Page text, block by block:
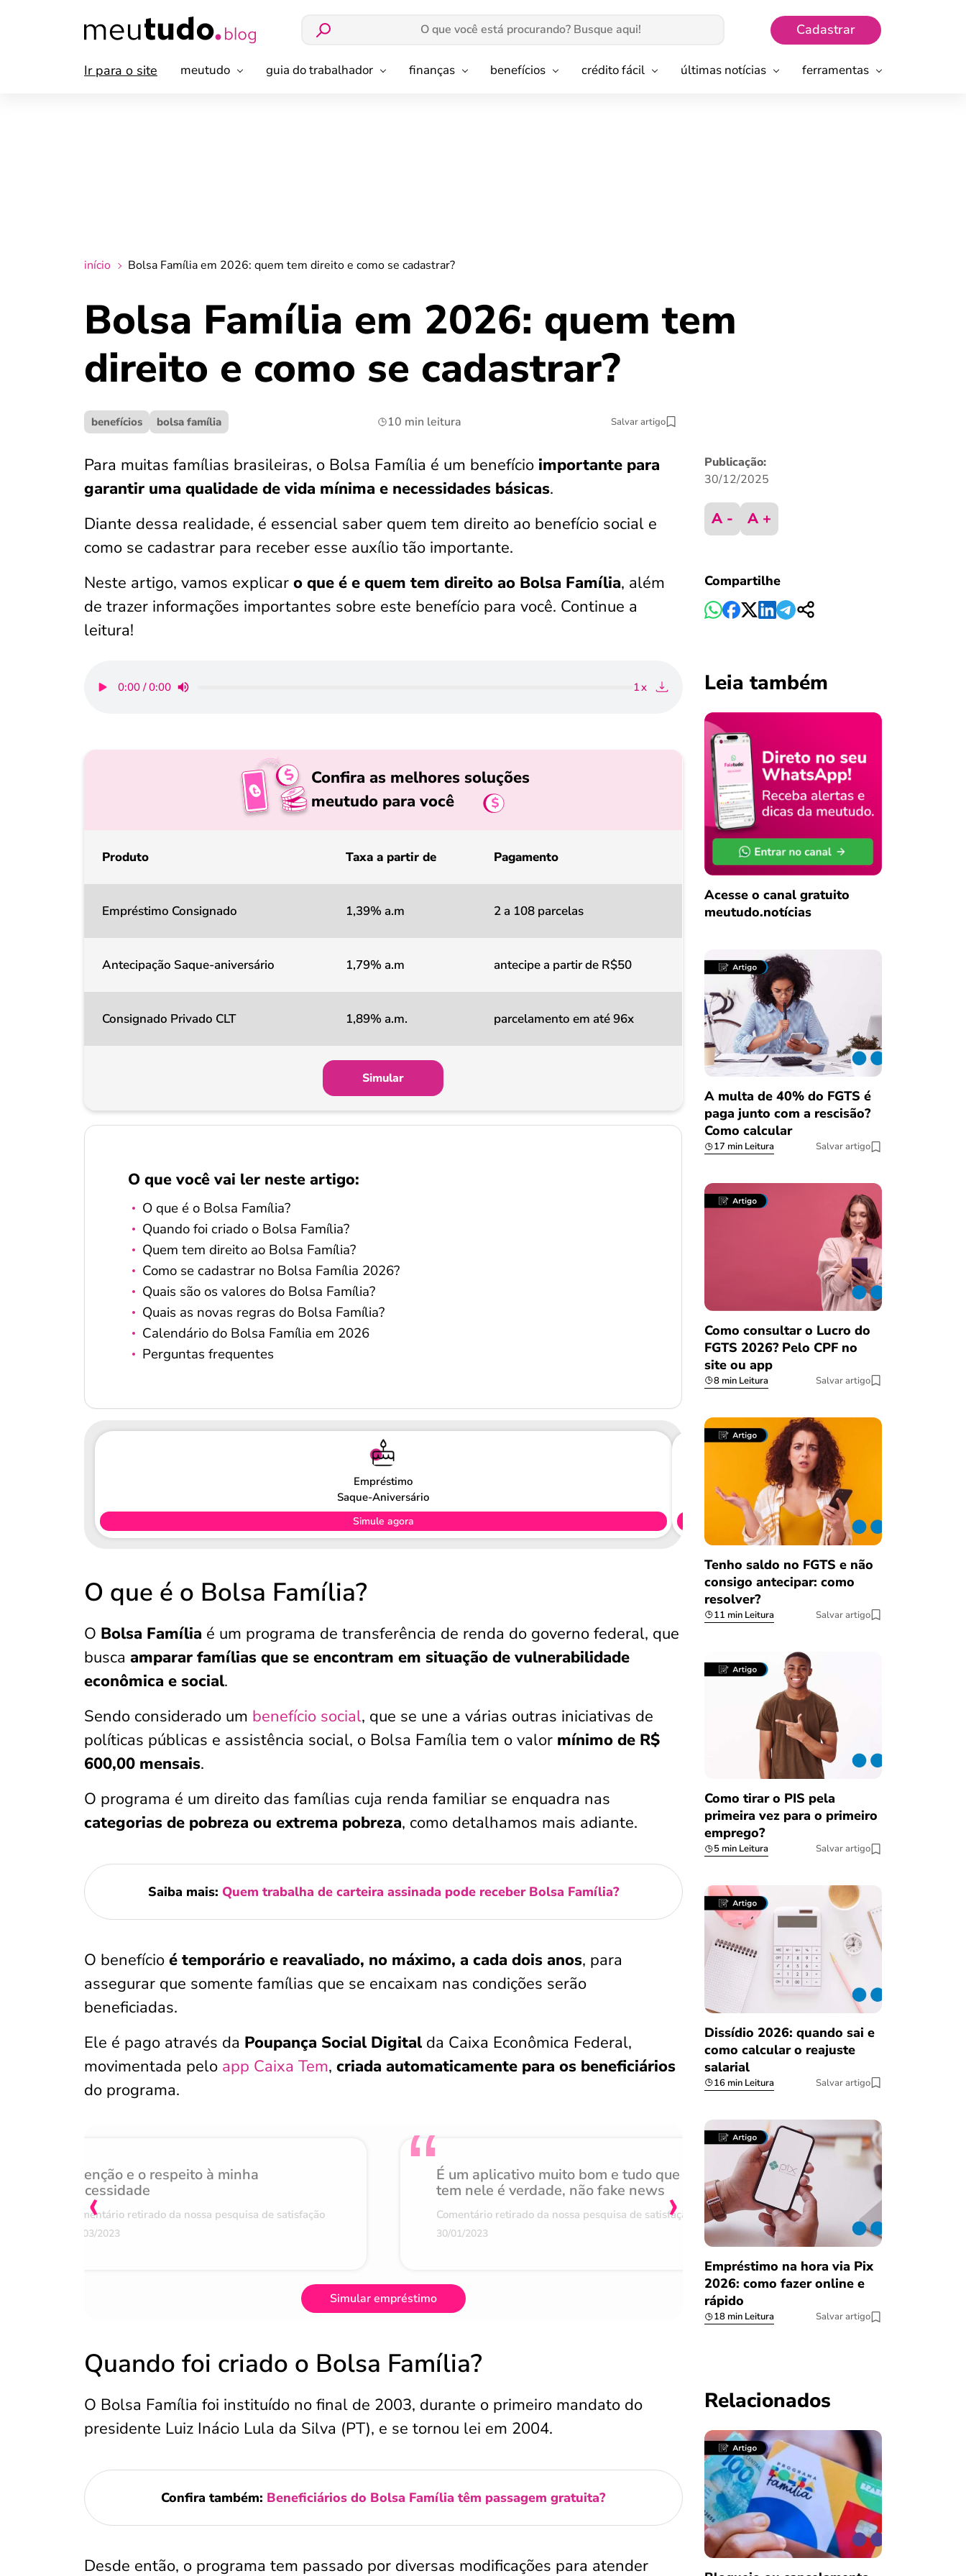
Cadastrar
Ir para o site meutudo guia do trabalhador finanças benefícios crédito fácil últimas notícias ferramentas
início Bolsa Família em 2026: quem tem direito e como se cadastrar?
Bolsa Família em 2026: quem tem
direito e como se cadastrar?
benefícios bolsa família 10 min leitura Salvar artigo
Para muitas famílias brasileiras, o Bolsa Família é um benefício importante para
garantir uma qualidade de vida mínima e necessidades básicas.
Diante dessa realidade, é essencial saber quem tem direito ao benefício social e
como se cadastrar para receber esse auxílio tão importante.
Neste artigo, vamos explicar o que é e quem tem direito ao Bolsa Família, além
de trazer informações importantes sobre este benefício para você. Continue a
leitura!
0:00 / 0:00 1x
Confira as melhores soluções
meutudo para você
Produto Taxa a partir de Pagamento
Empréstimo Consignado 1,39% a.m 2 a 108 parcelas
Antecipação Saque-aniversário 1,79% a.m antecipe a partir de R$50
Consignado Privado CLT 1,89% a.m. parcelamento em até 96x
Simular
O que você vai ler neste artigo:
O que é o Bolsa Família?
Quando foi criado o Bolsa Família?
Quem tem direito ao Bolsa Família?
Como se cadastrar no Bolsa Família 2026?
Quais são os valores do Bolsa Família?
Quais as novas regras do Bolsa Família?
Calendário do Bolsa Família em 2026
Perguntas frequentes
Empréstimo
Saque-Aniversário
Simule agora
O que é o Bolsa Família?
O Bolsa Família é um programa de transferência de renda do governo federal, que
busca amparar famílias que se encontram em situação de vulnerabilidade
econômica e social.
Sendo considerado um benefício social, que se une a várias outras iniciativas de
políticas públicas e assistência social, o Bolsa Família tem o valor mínimo de R$
600,00 mensais.
O programa é um direito das famílias cuja renda familiar se enquadra nas
categorias de pobreza ou extrema pobreza, como detalhamos mais adiante.
Saiba mais: Quem trabalha de carteira assinada pode receber Bolsa Família?
O benefício é temporário e reavaliado, no máximo, a cada dois anos, para
assegurar que somente famílias que se encaixam nas condições serão
beneficiadas.
Ele é pago através da Poupança Social Digital da Caixa Econômica Federal,
movimentada pelo app Caixa Tem, criada automaticamente para os beneficiários
do programa.
Atenção e o respeito à minha
necessidade
Comentário retirado da nossa pesquisa de satisfação
07/03/2023
É um aplicativo muito bom e tudo que
tem nele é verdade, não fake news
Comentário retirado da nossa pesquisa de satisfação
30/01/2023
Achei muito rápido,
burocracia
Comentário retirado da nossa
08/03/2023
‹ ›
Simular empréstimo
Quando foi criado o Bolsa Família?
O Bolsa Família foi instituído no final de 2003, durante o primeiro mandato do
presidente Luiz Inácio Lula da Silva (PT), e se tornou lei em 2004.
Confira também: Beneficiários do Bolsa Família têm passagem gratuita?
Desde então, o programa tem passado por diversas modificações para atender
Salvar Ferramenta
Publicação:
30/12/2025
A - A +
Compartilhe
Leia também
Acesse o canal gratuito
meutudo.notícias
A multa de 40% do FGTS é
paga junto com a rescisão?
Como calcular
17 min Leitura Salvar artigo
Como consultar o Lucro do
FGTS 2026? Pelo CPF no
site ou app
8 min Leitura Salvar artigo
Tenho saldo no FGTS e não
consigo antecipar: como
resolver?
11 min Leitura Salvar artigo
Como tirar o PIS pela
primeira vez para o primeiro
emprego?
5 min Leitura Salvar artigo
Dissídio 2026: quando sai e
como calcular o reajuste
salarial
16 min Leitura Salvar artigo
Empréstimo na hora via Pix
2026: como fazer online e
rápido
18 min Leitura Salvar artigo
Relacionados